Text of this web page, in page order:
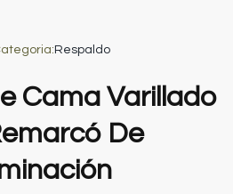
Respaldo
Cama Varillado
De